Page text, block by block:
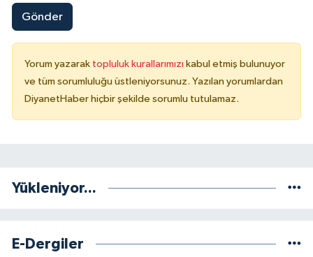
Gönder
Yorum yazarak topluluk kurallarımızı kabul etmiş bulunuyor
ve tüm sorumluluğu üstleniyorsunuz. Yazılan yorumlardan
DiyanetHaber hiçbir şekilde sorumlu tutulamaz.
Yükleniyor...
E-Dergiler
Sinop Müftülüğü
Sivas Müftülüğü
Şanlıurfa Müftülüğü
Tokat Müftülüğü